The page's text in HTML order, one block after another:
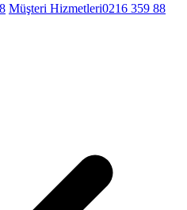
Müşteri Hizmetleri0216 359 88